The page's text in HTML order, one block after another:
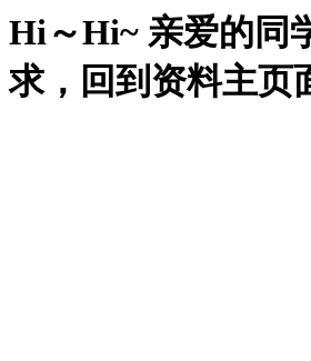
Hi～Hi~ 亲爱的同
求，回到资料主页